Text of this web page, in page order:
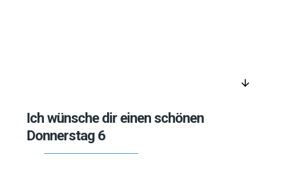
arrow_downward
Ich wünsche dir einen schönen
Donnerstag 6